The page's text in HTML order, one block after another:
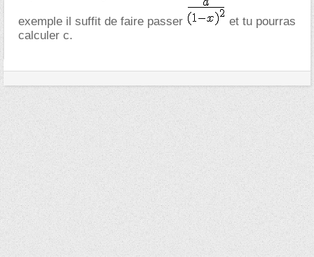
exemple il suffit de faire passer
et tu pourras
calculer c.